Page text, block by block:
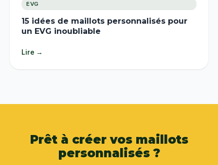
EVG
15 idées de maillots personnalisés pour
un EVG inoubliable
Lire →
Prêt à créer vos maillots
personnalisés ?